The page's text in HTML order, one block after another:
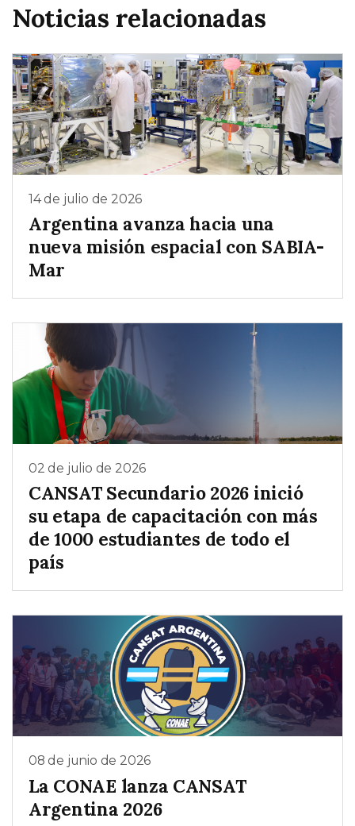
Noticias relacionadas
14 de julio de 2026
Argentina avanza hacia una
nueva misión espacial con SABIA-
Mar
02 de julio de 2026
CANSAT Secundario 2026 inició
su etapa de capacitación con más
de 1000 estudiantes de todo el
país
08 de junio de 2026
La CONAE lanza CANSAT
Argentina 2026